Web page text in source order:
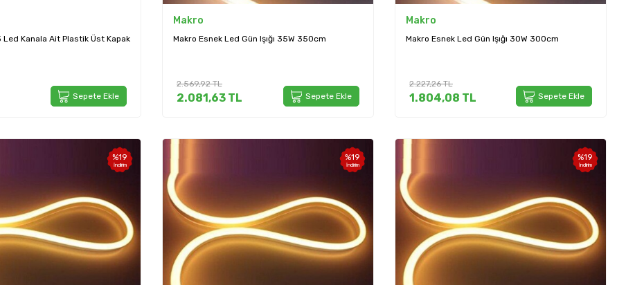
Kanala Ait Plastik Üst Kapak
Sepete Ekle
Makro
Makro Esnek Led Gün Işığı 35W 350cm
2.569,92TL
2.081,63 TL Sepete Ekle
Makro
Makro Esnek Led Gün Işığı 30W 300cm
2.227,26TL
1.804,08 TL Sepete Ekle
%19
İndirim
%19
İndirim
%19
İndirim